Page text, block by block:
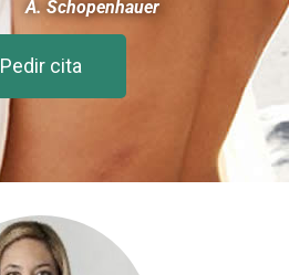
A. Schopenhauer
Pedir cita